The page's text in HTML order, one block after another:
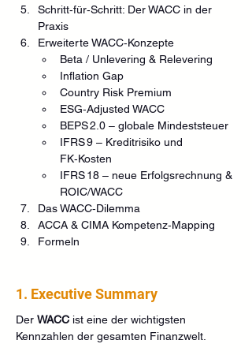
Schritt‑für‑Schritt: Der WACC in der
Praxis
Erweiterte WACC‑Konzepte
Beta / Unlevering & Relevering
Inflation Gap
Country Risk Premium
ESG‑Adjusted WACC
BEPS 2.0 – globale Mindeststeuer
IFRS 9 – Kreditrisiko und
FK‑Kosten
IFRS 18 – neue Erfolgsrechnung &
ROIC/WACC
Das WACC‑Dilemma
ACCA & CIMA Kompetenz‑Mapping
Formeln
1. Executive Summary
Der WACC ist eine der wichtigsten
Kennzahlen der gesamten Finanzwelt.